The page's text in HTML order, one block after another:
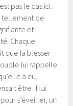
pas le cas ici.
tellement de
et
Chaque
que la blesser
lui rappelle
a eu,
être. Il lui
s’éveiller, un